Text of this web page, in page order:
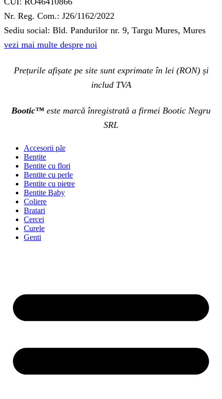
Nr. Reg. Com.: J26/1162/2022
Sediu social: Bld. Pandurilor nr. 9, Targu Mures, Mures
vezi mai multe despre noi
Prețurile afișate pe site sunt exprimate în lei (RON) și
includ TVA
Bootic™ este marcă înregistrată a firmei Bootic Negru
SRL
Accesorii păr
Bențite
Bentite cu flori
Bentite cu perle
Bentite cu pietre
Bentite Baby
Coliere
Bratari
Cercei
Curele
Genti